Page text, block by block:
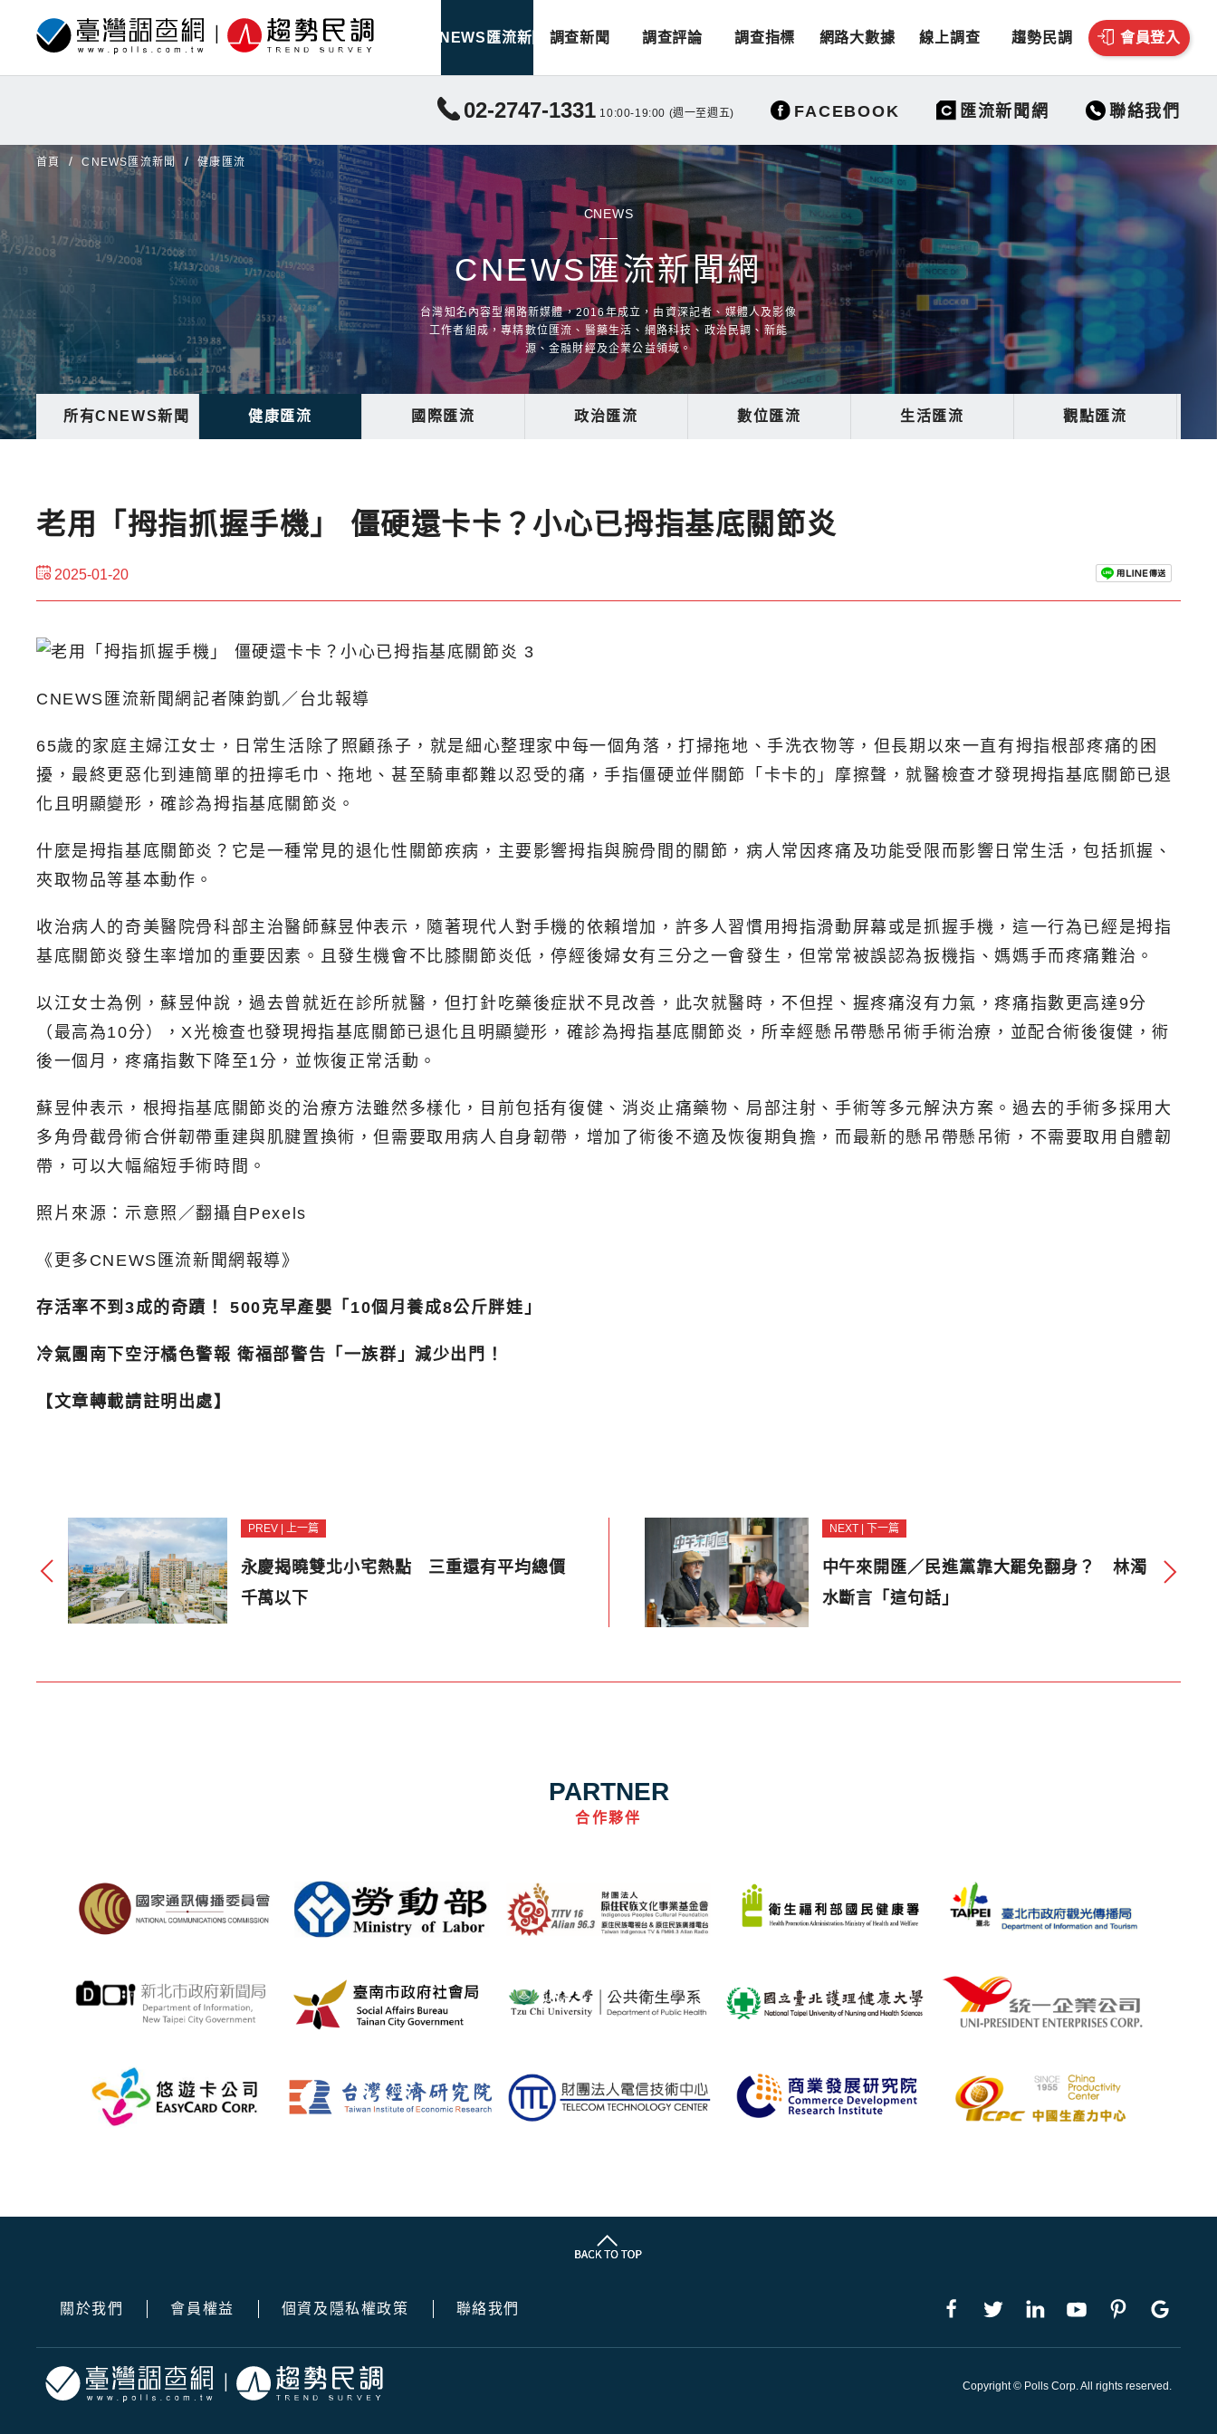
CNEWS匯流新聞 調查新聞 調查評論 調查指標 網路大數據 線上調查 趨勢民調 會員登入
02-2747-1331 10:00-19:00 (週一至週五) FACEBOOK 匯流新聞網 聯絡我們
首頁 CNEWS匯流新聞 健康匯流
CNEWS
CNEWS匯流新聞網
台灣知名內容型網路新媒體，2016年成立，由資深記者、媒體人及影像
工作者組成，專精數位匯流、醫藥生活、網路科技、政治民調、新能
源、金融財經及企業公益領域。
所有CNEWS新聞 健康匯流 國際匯流 政治匯流 數位匯流 生活匯流 觀點匯流
老用「拇指抓握手機」 僵硬還卡卡？小心已拇指基底關節炎
2025-01-20
CNEWS匯流新聞網記者陳鈞凱／台北報導
65歲的家庭主婦江女士，日常生活除了照顧孫子，就是細心整理家中每一個角落，打掃拖地、手洗衣物等，但長期以來一直有拇指根部疼痛的困
擾，最終更惡化到連簡單的扭擰毛巾、拖地、甚至騎車都難以忍受的痛，手指僵硬並伴關節「卡卡的」摩擦聲，就醫檢查才發現拇指基底關節已退
化且明顯變形，確診為拇指基底關節炎。
什麼是拇指基底關節炎？它是一種常見的退化性關節疾病，主要影響拇指與腕骨間的關節，病人常因疼痛及功能受限而影響日常生活，包括抓握、
夾取物品等基本動作。
收治病人的奇美醫院骨科部主治醫師蘇昱仲表示，隨著現代人對手機的依賴增加，許多人習慣用拇指滑動屏幕或是抓握手機，這一行為已經是拇指
基底關節炎發生率增加的重要因素。且發生機會不比膝關節炎低，停經後婦女有三分之一會發生，但常常被誤認為扳機指、媽媽手而疼痛難治。
以江女士為例，蘇昱仲說，過去曾就近在診所就醫，但打針吃藥後症狀不見改善，此次就醫時，不但捏、握疼痛沒有力氣，疼痛指數更高達9分
（最高為10分），X光檢查也發現拇指基底關節已退化且明顯變形，確診為拇指基底關節炎，所幸經懸吊帶懸吊術手術治療，並配合術後復健，術
後一個月，疼痛指數下降至1分，並恢復正常活動。
蘇昱仲表示，根拇指基底關節炎的治療方法雖然多樣化，目前包括有復健、消炎止痛藥物、局部注射、手術等多元解決方案。過去的手術多採用大
多角骨截骨術合併韌帶重建與肌腱置換術，但需要取用病人自身韌帶，增加了術後不適及恢復期負擔，而最新的懸吊帶懸吊術，不需要取用自體韌
帶，可以大幅縮短手術時間。
照片來源：示意照／翻攝自Pexels
《更多CNEWS匯流新聞網報導》
存活率不到3成的奇蹟！ 500克早產嬰「10個月養成8公斤胖娃」
冷氣團南下空汙橘色警報 衛福部警告「一族群」減少出門！
【文章轉載請註明出處】
PREV | 上一篇
永慶揭曉雙北小宅熱點 三重還有平均總價
千萬以下
NEXT | 下一篇
中午來開匯／民進黨靠大罷免翻身？ 林濁
水斷言「這句話」
PARTNER
合作夥伴
關於我們 會員權益 個資及隱私權政策 聯絡我們
Copyright © Polls Corp. All rights reserved.